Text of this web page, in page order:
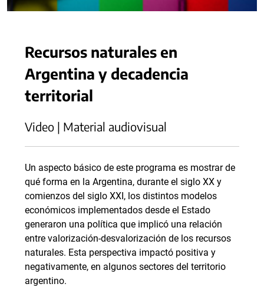
Recursos naturales en
Argentina y decadencia
territorial
Video | Material audiovisual
Un aspecto básico de este programa es mostrar de
qué forma en la Argentina, durante el siglo XX y
comienzos del siglo XXI, los distintos modelos
económicos implementados desde el Estado
generaron una política que implicó una relación
entre valorización-desvalorización de los recursos
naturales. Esta perspectiva impactó positiva y
negativamente, en algunos sectores del territorio
argentino.